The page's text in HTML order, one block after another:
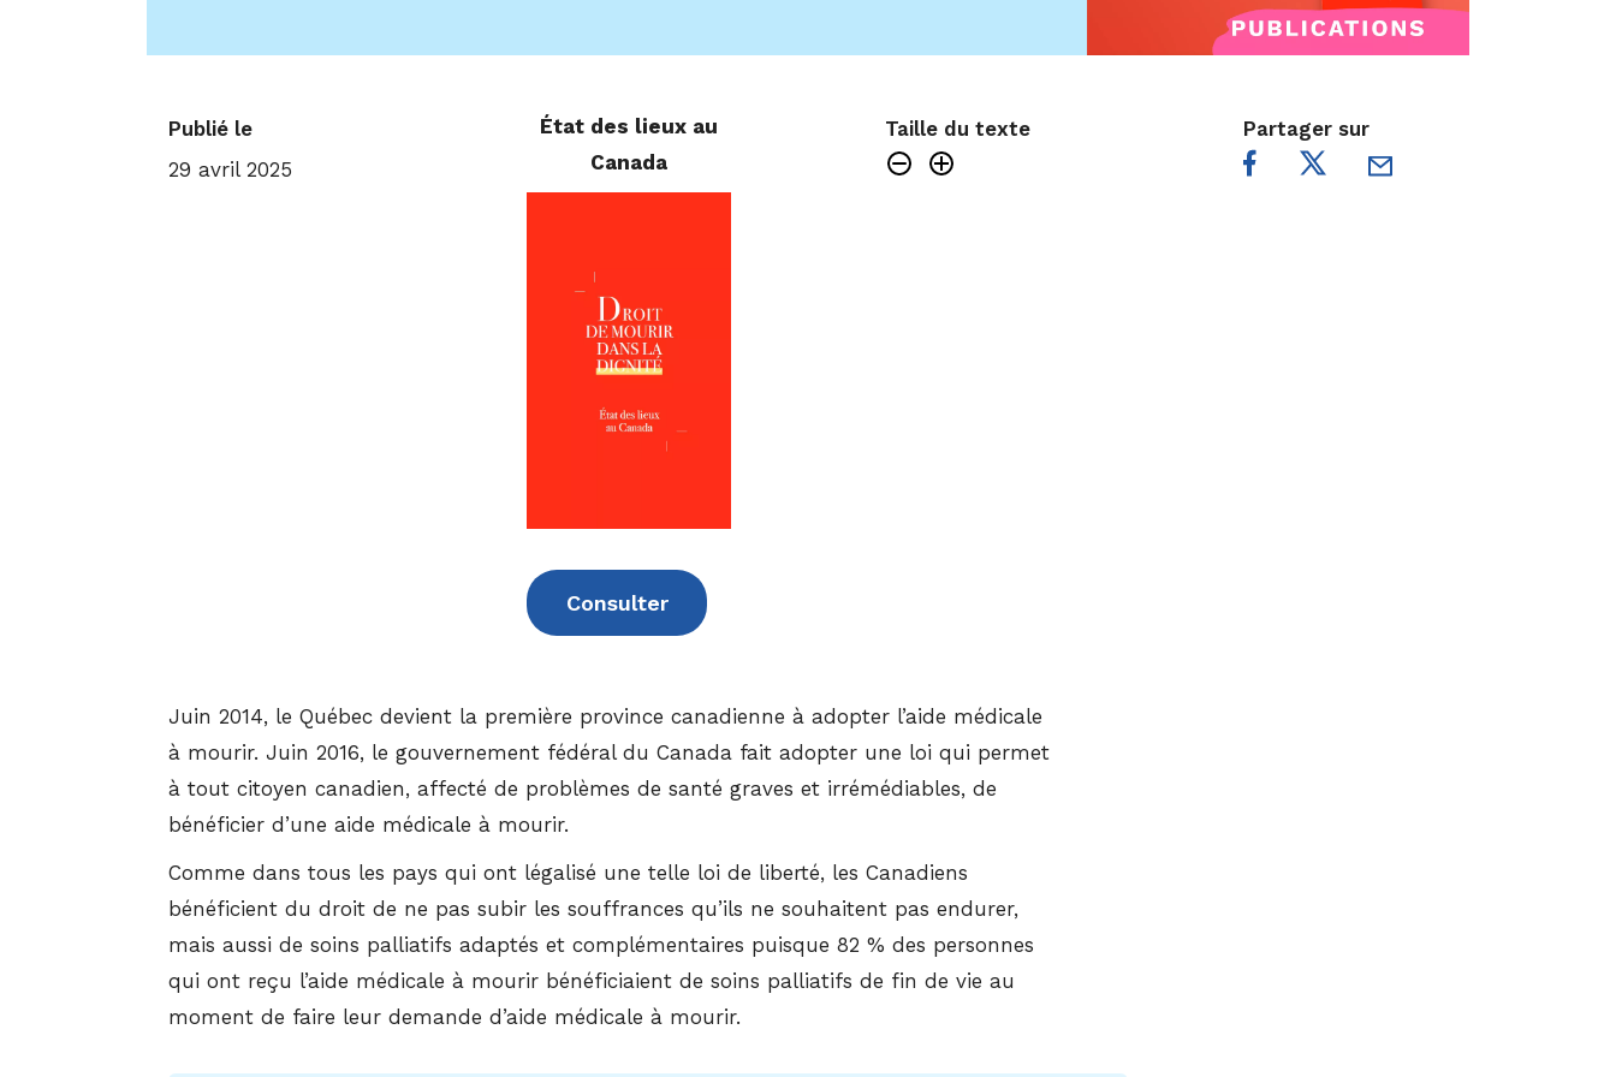
Publié le
29 avril 2025
État des lieux au
Canada
Consulter
Taille du texte Partager sur
Juin 2014, le Québec devient la première province canadienne à adopter l’aide médicale
à mourir. Juin 2016, le gouvernement fédéral du Canada fait adopter une loi qui permet
à tout citoyen canadien, affecté de problèmes de santé graves et irrémédiables, de
bénéficier d’une aide médicale à mourir.
Comme dans tous les pays qui ont légalisé une telle loi de liberté, les Canadiens
bénéficient du droit de ne pas subir les souffrances qu’ils ne souhaitent pas endurer,
mais aussi de soins palliatifs adaptés et complémentaires puisque 82 % des personnes
qui ont reçu l’aide médicale à mourir bénéficiaient de soins palliatifs de fin de vie au
moment de faire leur demande d’aide médicale à mourir.